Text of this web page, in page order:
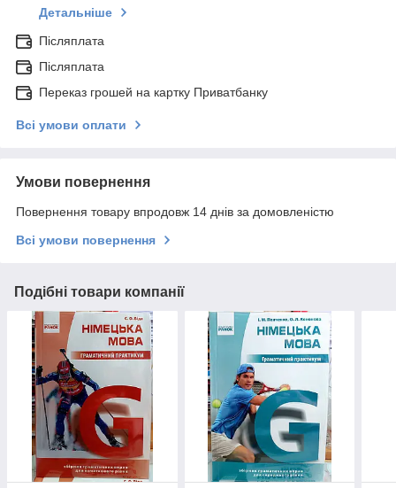
Детальніше
Післяплата
Післяплата
Переказ грошей на картку Приватбанку
Всі умови оплати
Умови повернення
Повернення товару впродовж 14 днів за домовленістю
Всі умови повернення
Подібні товари компанії